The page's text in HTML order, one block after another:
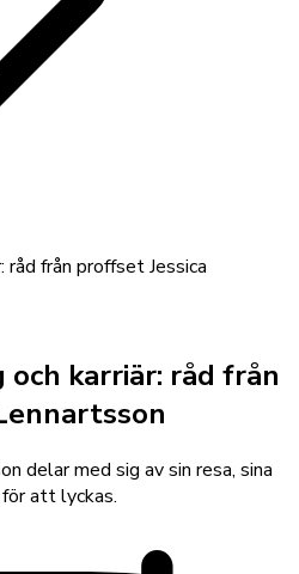
från proffset Jessica
karriär: råd från
delar med sig av sin resa, sina
att lyckas.